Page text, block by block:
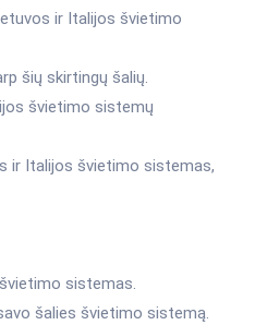
ir Italijos švietimo
šių skirtingų šalių.
švietimo sistemų
ir Italijos švietimo sistemas,
sistemas.
šalies švietimo sistemą.